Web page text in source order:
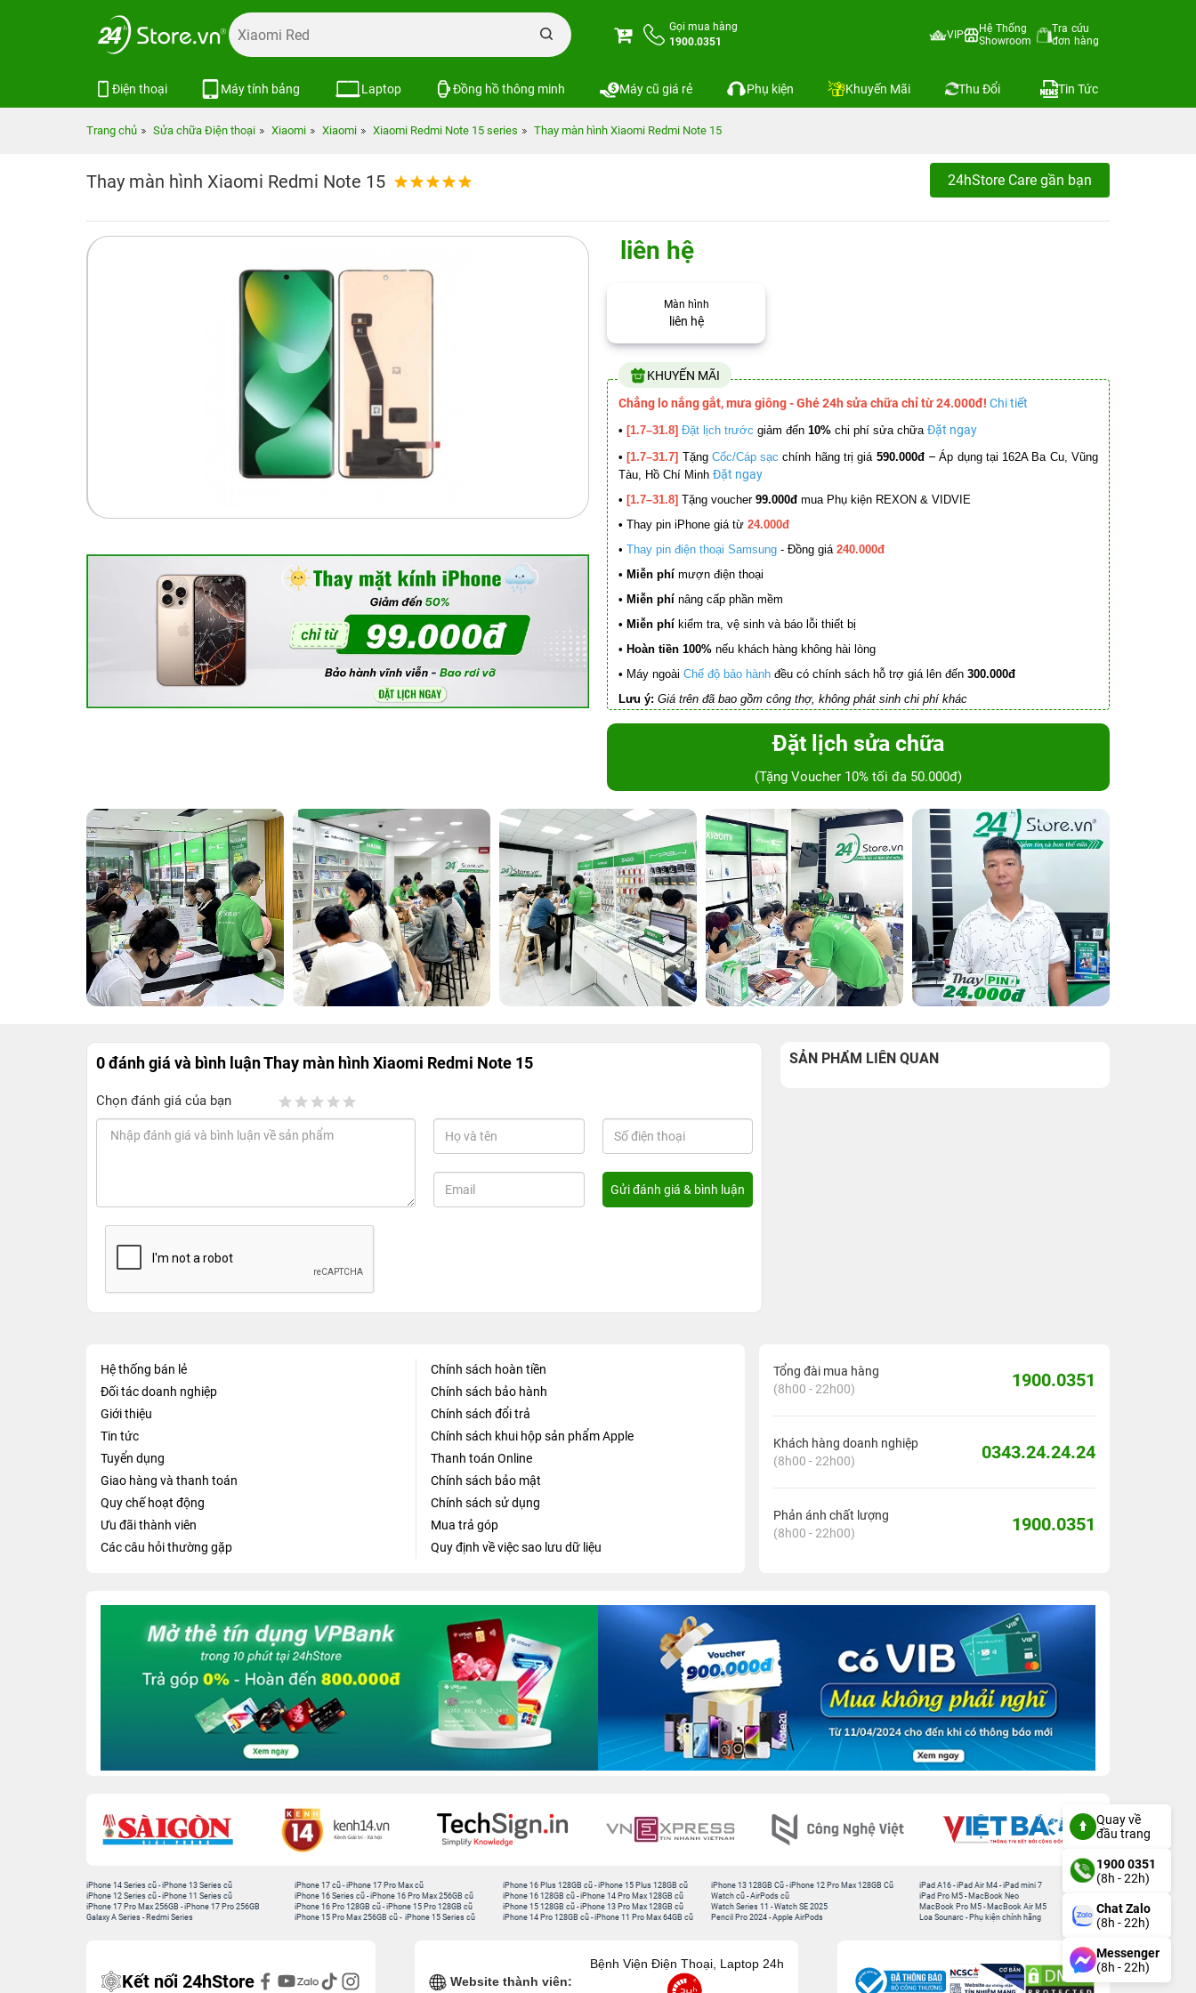
Gọi mua hàng
1900.0351
VIP
Hệ Thống
Showroom
Tra cứu
đơn hàng
Điện thoại Máy tính bảng Laptop Đồng hồ thông minh Máy cũ giá rẻ Phụ kiện Khuyến Mãi Thu Đổi Tin Tức
Trang chủ Sửa chữa Điện thoại Xiaomi Xiaomi Xiaomi Redmi Note 15 series Thay màn hình Xiaomi Redmi Note 15
Thay màn hình Xiaomi Redmi Note 15 24hStore Care gần bạn
liên hệ
Màn hình
liên hệ
KHUYẾN MÃI
Chẳng lo nắng gắt, mưa giông - Ghé 24h sửa chữa chỉ từ 24.000đ! Chi tiết
• [1.7–31.8] Đặt lịch trước giảm đến 10% chi phí sửa chữa Đặt ngay
• [1.7–31.7] Tặng Cốc/Cáp sạc chính hãng trị giá 590.000đ –Áp dụng tại 162A Ba Cu, Vũng
Tàu, Hồ Chí Minh Đặt ngay
• [1.7–31.8] Tặng voucher 99.000đ mua Phụ kiện REXON & VIDVIE
• Thay pin iPhone giá từ 24.000đ
• Thay pin điện thoại Samsung - Đồng giá 240.000đ
• Miễn phí mượn điện thoại
• Miễn phí nâng cấp phần mềm
• Miễn phí kiểm tra, vệ sinh và báo lỗi thiết bị
• Hoàn tiền 100% nếu khách hàng không hài lòng
• Máy ngoài Chế độ bảo hành đều có chính sách hỗ trợ giá lên đến 300.000đ
Lưu ý: Giá trên đã bao gồm công thợ, không phát sinh chi phí khác
Đặt lịch sửa chữa
(Tặng Voucher 10% tối đa 50.000đ)
0 đánh giá và bình luậnThay màn hình Xiaomi Redmi Note 15
Chọn đánh giá của bạn
SẢN PHẨM LIÊN QUAN
Hệ thống bán lẻ
Đối tác doanh nghiệp
Giới thiệu
Tin tức
Tuyển dụng
Giao hàng và thanh toán
Quy chế hoạt động
Ưu đãi thành viên
Các câu hỏi thường gặp
Chính sách hoàn tiền
Chính sách bảo hành
Chính sách đổi trả
Chính sách khui hộp sản phẩm Apple
Thanh toán Online
Chính sách bảo mật
Chính sách sử dụng
Mua trả góp
Quy định về việc sao lưu dữ liệu
Tổng đài mua hàng
(8h00 - 22h00)
1900.0351
Khách hàng doanh nghiệp
(8h00 - 22h00)
0343.24.24.24
Phản ánh chất lượng
(8h00 - 22h00)
1900.0351
iPhone 14 Series cũ -iPhone 13 Series cũ
iPhone 12 Series cũ -iPhone 11 Series cũ
iPhone 17 Pro Max 256GB -iPhone 17 Pro 256GB
Galaxy A Series - Redmi Series
iPhone 17 cũ -iPhone 17 Pro Max cũ
iPhone 16 Series cũ - iPhone 16 Pro Max 256GB cũ
iPhone 16 Pro 128GB cũ -iPhone 15 Pro 128GB cũ
iPhone 15 Pro Max 256GB cũ - iPhone 15 Series cũ
iPhone 16 Plus 128GB cũ -iPhone 15 Plus 128GB cũ
iPhone 16 128GB cũ -iPhone 14 Pro Max 128GB cũ
iPhone 15 128GB cũ -iPhone 13 Pro Max 128GB cũ
iPhone 14 Pro 128GB cũ -iPhone 11 Pro Max 64GB cũ
iPhone 13 128GB Cũ -iPhone 12 Pro Max 128GB Cũ
Watch cũ -AirPods cũ
Watch Series 11 -Watch SE 2025
Pencil Pro 2024 -Apple AirPods
iPad A16 -iPad Air M4 -iPad mini 7
iPad Pro M5 - MacBook Neo
MacBook Pro M5 - MacBook Air M5
Loa Sounarc - Phụ kiện chính hãng
Kết nối 24hStore Website thành viên:
Bệnh Viện Điện Thoại, Laptop 24h
Quay về
đầu trang
1900 0351
(8h - 22h)
Chat Zalo
(8h - 22h)
Messenger
(8h - 22h)